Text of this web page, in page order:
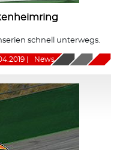
schnell unterwegs.
News